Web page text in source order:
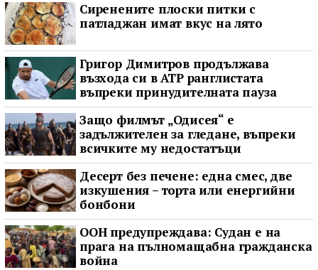
Сиренените плоски питки с
патладжан имат вкус на лято
Григор Димитров продължава
възхода си в ATP ранглистата
въпреки принудителната пауза
Защо филмът „Одисея“ е
задължителен за гледане, въпреки
всичките му недостатъци
Десерт без печене: една смес, две
изкушения – торта или енергийни
бонбони
ООН предупреждава: Судан е на
прага на пълномащабна гражданска
война